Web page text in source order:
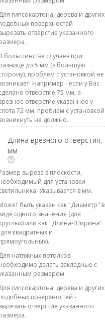
гипсокартона, дерева и других
поверхностей -
отверстие указанного
большинстве случаев при
до 5 мм (в большую
проблем с установкой не
Например - если у Вас
отверстие 75 мм, а
отверстие указанное у
72 мм, проблем с установкой
не должно.
Длина врезного отверстия,
мм
выреза в плоскости,
для установки
Указывается в мм.
быть указан как "Диаметр" в
одного значения (для
или как "Длина-Ширина"
квадратных и
натяжных потолков
делать закладные с
размером.
гипсокартона, дерева и других
поверхностей -
отверстие указанного